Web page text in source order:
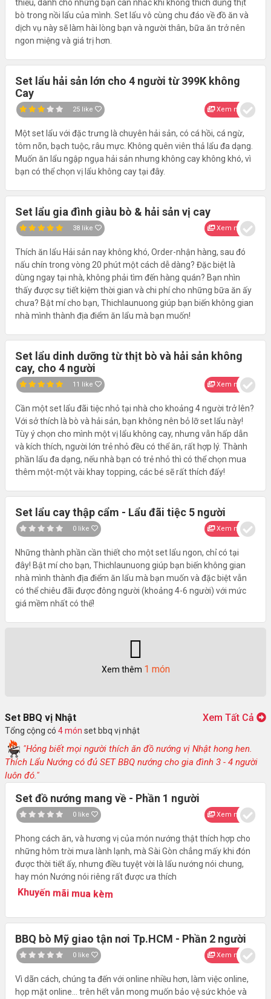
thiếu, dành cho những bạn cân nhắc khi không thích dùng thịt
bò trong nồi lẩu của mình. Set lẩu vô cùng chu đáo về đồ ăn và
dịch vụ này sẽ làm hài lòng bạn và người thân, bữa ăn trở nên
ngon miệng và giá trị hơn.
Set lẩu hải sản lớn cho 4 người từ 399K không
Cay
25 like Xem nhanh
Một set lẩu với đặc trưng là chuyên hải sản, có cá hồi, cá ngừ,
tôm nõn, bạch tuộc, râu mực. Không quên viên thả lẩu đa dạng.
Muốn ăn lẩu ngập ngụa hải sản nhưng không cay không khó, vì
bạn có thể chọn vị lẩu không cay tại đây.
Set lẩu gia đình giàu bò & hải sản vị cay
38 like Xem nhanh
Thích ăn lẩu Hải sản nay không khó, Order-nhận hàng, sau đó
nấu chín trong vòng 20 phút một cách dễ dàng? Đặc biệt là
dùng ngay tại nhà, không phải tìm đến hàng quán? Bạn nhìn
thấy được sự tiết kiệm thời gian và chi phí cho những bữa ăn ấy
chưa? Bật mí cho bạn, Thichlaunuong giúp bạn biến không gian
nhà mình thành địa điểm ăn lẩu mà bạn muốn!
Set lẩu dinh dưỡng từ thịt bò và hải sản không
cay, cho 4 người
11 like Xem nhanh
Cần một set lẩu đãi tiệc nhỏ tại nhà cho khoảng 4 người trở lên?
Với sở thích là bò và hải sản, bạn không nên bỏ lỡ set lẩu này!
Tùy ý chọn cho mình một vị lẩu không cay, nhưng vẫn hấp dẫn
và kích thích, người lớn trẻ nhỏ đều có thể ăn, rất hợp lý. Thành
phần lẩu đa dạng, nếu nhà bạn có trẻ nhỏ thì có thể chọn mua
thêm một-một vài khay topping, các bé sẽ rất thích đấy!
Set lẩu cay thập cẩm - Lẩu đãi tiệc 5 người
0 like Xem nhanh
Những thành phần cần thiết cho một set lẩu ngon, chỉ có tại
đây! Bật mí cho bạn, Thichlaunuong giúp bạn biến không gian
nhà mình thành địa điểm ăn lẩu mà bạn muốn và đặc biệt vẫn
có thể chiêu đãi được đông người (khoảng 4-6 người) với mức
giá mềm nhất có thể!
Xem thêm 1 món
Set BBQ vị Nhật
Tổng cộng có 4 món set bbq vị nhật
Xem Tất Cả
"Hỏng biết mọi người thích ăn đồ nướng vị Nhật hong hen.
Thích Lẩu Nướng có đủ SET BBQ nướng cho gia đình 3 - 4 người
luôn đó."
Set đồ nướng mang về - Phần 1 người
0 like Xem nhanh
Phong cách ăn, và hương vị của món nướng thật thích hợp cho
những hôm trời mưa lành lạnh, mà Sài Gòn chẳng mấy khi đón
được thời tiết ấy, nhưng điều tuyệt vời là lẩu nướng nói chung,
hay món Nướng nói riêng rất được ưa thích
Khuyến mãi mua kèm
BBQ bò Mỹ giao tận nơi Tp.HCM - Phần 2 người
0 like Xem nhanh
Vì dãn cách, chúng ta đến với online nhiều hơn, làm việc online,
họp mặt online... trên hết vẫn mong muốn bảo vệ sức khỏe và